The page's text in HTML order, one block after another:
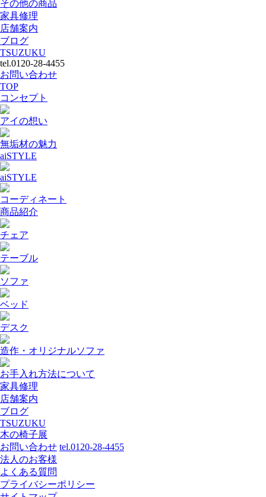
その他の商品
家具修理
店舗案内
ブログ
TSUZUKU
tel.0120-28-4455
お問い合わせ
TOP
コンセプト
アイの想い
無垢材の魅力
aiSTYLE
aiSTYLE
コーディネート
商品紹介
チェア
テーブル
ソファ
ベッド
デスク
造作・オリジナルソファ
お手入れ方法について
家具修理
店舗案内
ブログ
TSUZUKU
木の椅子展
お問い合わせ tel.0120-28-4455
法人のお客様
よくある質問
プライバシーポリシー